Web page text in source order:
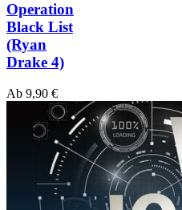
Operation
Black List
(Ryan
Drake 4)
Ab 9,90 €